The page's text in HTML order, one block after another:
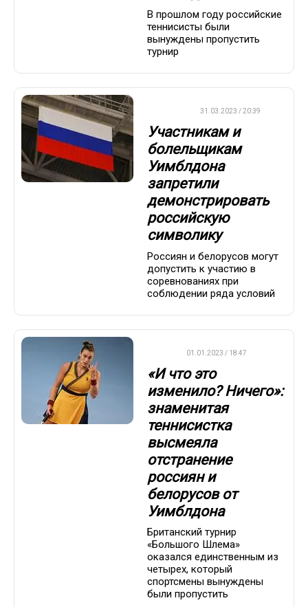
В прошлом году российские
теннисисты были
вынуждены пропустить
турнир
31.03.2023 / 20:39
Участникам и
болельщикам
Уимблдона
запретили
демонстрировать
российскую
символику
Россиян и белорусов могут
допустить к участию в
соревнованиях при
соблюдении ряда условий
01.01.2023 / 18:47
«И что это
изменило? Ничего»:
знаменитая
теннисистка
высмеяла
отстранение
россиян и
белорусов от
Уимблдона
Британский турнир
«Большого Шлема»
оказался единственным из
четырех, который
спортсмены вынуждены
были пропустить